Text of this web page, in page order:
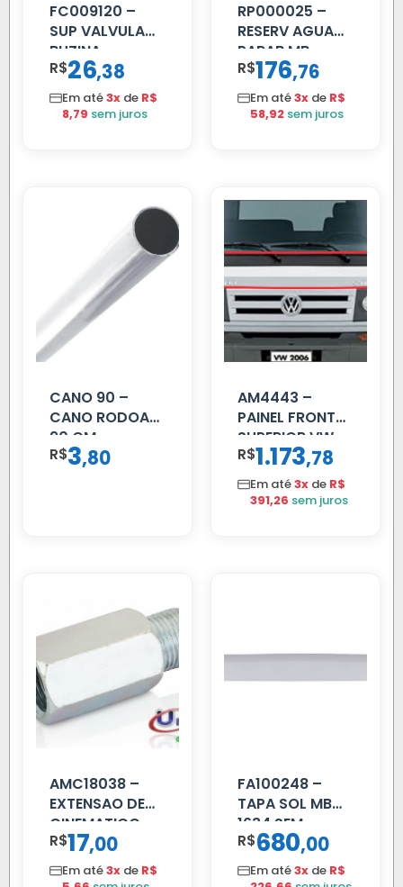
FC009120 –
SUP VALVULA
BUZINA
C/ALAVANCA
R$26,38
Em até3x de R$
8,79 sem juros
RP000025 –
RESERV AGUA
PARAB MB
ACCELO
C/TAMPA
R$176,76
Em até3x de R$
58,92 sem juros
CANO 90 –
CANO RODOAR
90 CM
R$3,80
AM4443 –
PAINEL FRONTAL
SUPERIOR VW
DELIVERY
R$1.173,78
Em até3x de R$
391,26 sem juros
AMC18038 –
EXTENSAO DE
CINEMATICO
40MM
R$17,00
Em até3x de R$
FA100248 –
TAPA SOL MB
1634 SEM
SUPORTE FIBRA
R$680,00
Em até3x de R$